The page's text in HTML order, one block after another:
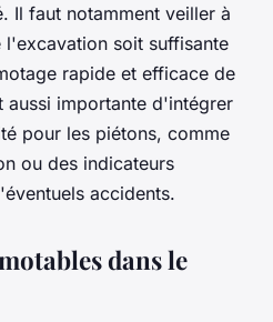
Il faut notamment veiller à
soit suffisante
rapide et efficace de
aussi importante d'intégrer
pour les piétons, comme
ou des indicateurs
accidents.
dans le